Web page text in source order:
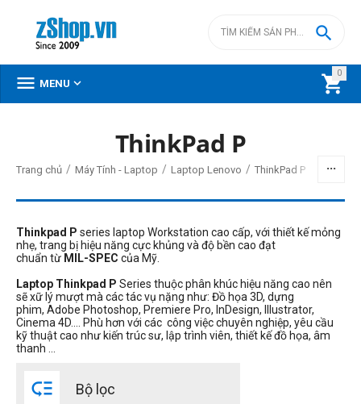
0


 MENU 
đ– đ
CPU
Intel Core Ultra 7
Intel Core i7 12th
ThinkPad P
Trang chủ / Máy Tính - Laptop / Laptop Lenovo / ThinkPad P
Thinkpad P series laptop Workstation cao cấp, với thiết kế mỏng
nhẹ, trang bị hiệu năng cực khủng và độ bền cao đạt
chuẩn từ MIL-SPEC của Mỹ.
Laptop Thinkpad P Series thuộc phân khúc hiệu năng cao nên
sẽ xữ lý mượt mà các tác vụ nặng như: Đồ họa 3D, dựng
phim, Adobe Photoshop, Premiere Pro, InDesign, Illustrator,
Cinema 4D.... Phù hơn với các công việc chuyên nghiệp, yêu cầu
kỹ thuật cao như kiến trúc sư, lập trình viên, thiết kế đồ họa, âm
thanh ...
 Bộ lọc